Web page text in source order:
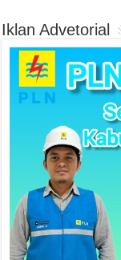
Iklan Advetorial